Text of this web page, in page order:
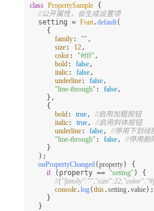
class PropertySample {
//公开属性，会生成设置项
  setting =
Font.default(
    {
family: "" ,
size: 12 ,
color: "#fff" ,
bold: false ,
italic: false ,
underline: false ,
"line-through" : false ,
    },
    {
bold: true , //启用加粗按钮
italic: true , //启用斜体按钮
underline: false , //停用下划线
"line-through" : false , //停用删
    }
  );
onPropertyChanged(property) {
if (property == "setting" ) {
//
console.log(this.setting.value);
    }
  }